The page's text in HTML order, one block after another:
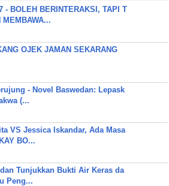
- BOLEH BERINTERAKSI, TAPI T
MEMBAWA...
OJEK JAMAN SEKARANG
- Novel Baswedan: Lepask
(...
VS Jessica Iskandar, Ada Masa
BO...
Tunjukkan Bukti Air Keras da
Peng...